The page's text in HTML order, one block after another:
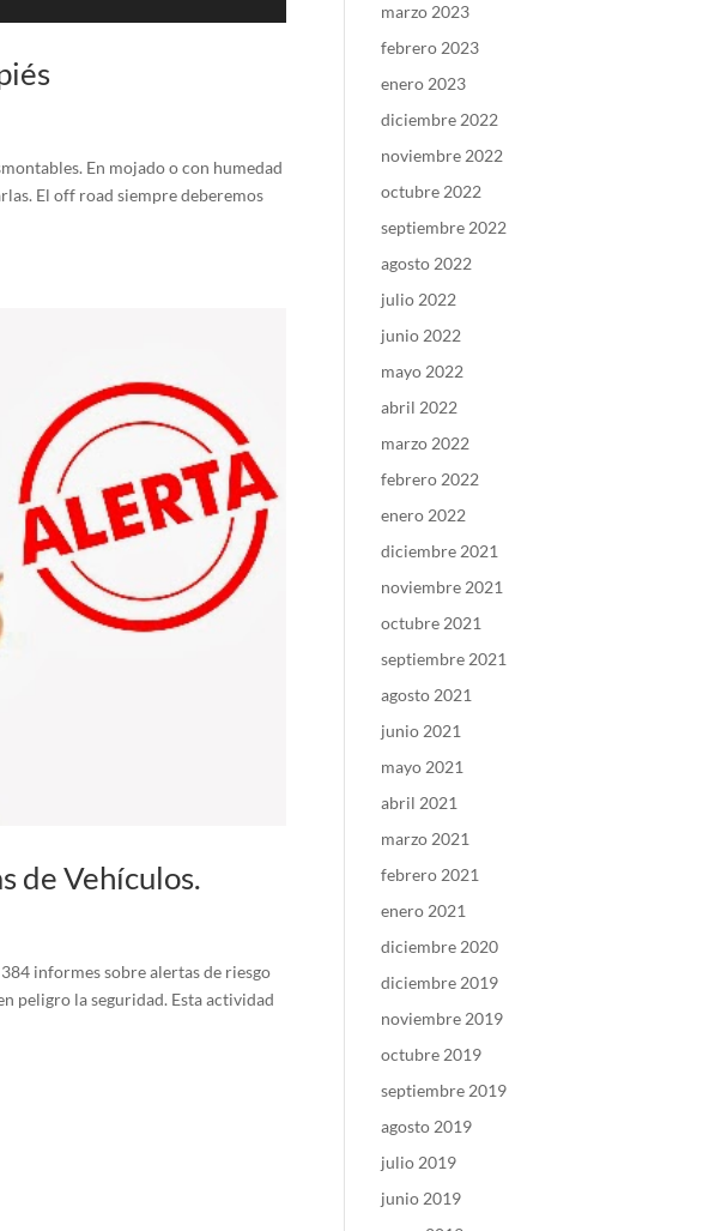
En mojado o con humedad
El off road siempre deberemos
de Vehículos.
informes sobre alertas de riesgo
peligro la seguridad. Esta actividad
marzo 2023
febrero 2023
enero 2023
diciembre 2022
noviembre 2022
octubre 2022
septiembre 2022
agosto 2022
julio 2022
junio 2022
mayo 2022
abril 2022
marzo 2022
febrero 2022
enero 2022
diciembre 2021
noviembre 2021
octubre 2021
septiembre 2021
agosto 2021
junio 2021
mayo 2021
abril 2021
marzo 2021
febrero 2021
enero 2021
diciembre 2020
diciembre 2019
noviembre 2019
octubre 2019
septiembre 2019
agosto 2019
julio 2019
junio 2019